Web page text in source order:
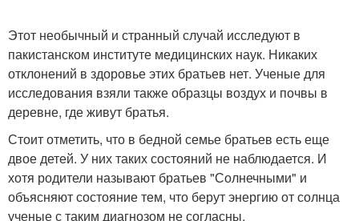
Этот необычный и странный случай исследуют в
пакистанском институте медицинских наук. Никаких
отклонений в здоровье этих братьев нет. Ученые для
исследования взяли также образцы воздух и почвы в
деревне, где живут братья.
Стоит отметить, что в бедной семье братьев есть еще
двое детей. У них таких состояний не наблюдается. И
хотя родители называют братьев "Солнечными" и
объясняют состояние тем, что берут энергию от солнца
ученые с таким диагнозом не согласны.